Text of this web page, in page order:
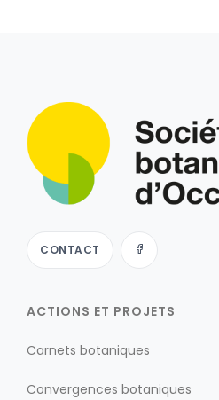
CONTACT
ACTIONS ET PROJETS
Carnets botaniques
Convergences botaniques